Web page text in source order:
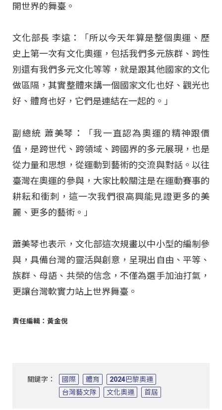
開世界的舞臺。
文化部長 李遠：「所以今天年算是整個奧運、歷
史上第一次有文化奧運，包括我們多元族群、跨性
別還有我們多元文化等等，就是跟其他國家的文化
做區隔，其實整體來講一個國家文化也好、觀光也
好、體育也好，它們是連結在一起的。」
副總統 蕭美琴：「我一直認為奧運的精神跟價
值，是跨世代、跨領域、跨國界的多元展現，也是
從力量和思想，從運動到藝術的交流與對話。以往
臺灣在奧運的參與，大家比較關注是在運動賽事的
耕耘和衝刺，這一次我們很高興能見證更多的美
麗、更多的藝術。」
蕭美琴也表示，文化部這次規畫以中小型的編制參
與，具備台灣的靈活與創意，呈現出自由、平等、
族群、母語、共榮的信念，不僅為選手加油打氣，
更讓台灣軟實力站上世界舞臺。
責任編輯：黃金倪
關鍵字： 國際 體育
2024巴黎奧運
台灣藝文隊
文化奧運 首屆